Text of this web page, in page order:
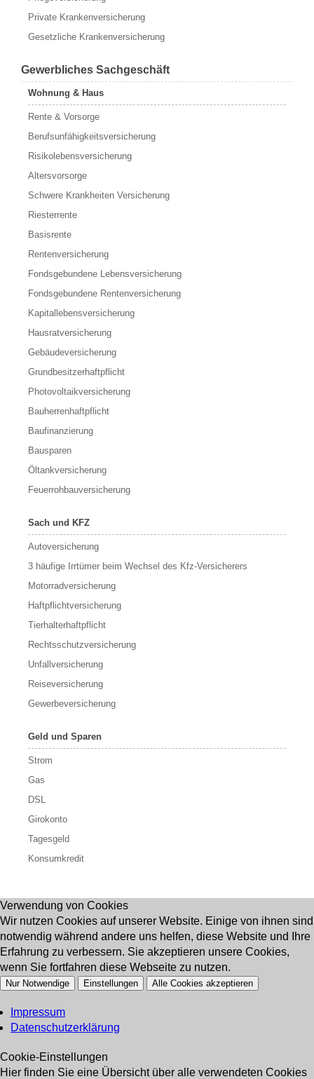
Private Krankenversicherung
Gesetzliche Krankenversicherung
Gewerbliches Sachgeschäft
Wohnung & Haus
Rente & Vorsorge
Berufs­unfähigkeitsversicherung
Risikolebensversicherung
Altersvorsorge
Schwere Krankheiten Versicherung
Riesterrente
Basisrente
Rentenversicherung
Fondsgebundene Lebensversicherung
Fondsgebundene Rentenversicherung
Kapitallebensversicherung
Hausratversicherung
Gebäudeversicherung
Grundbesitzerhaftpflicht
Photovoltaikversicherung
Bauherrenhaftpflicht
Baufinanzierung
Bausparen
Öltankversicherung
Feuerrohbauversicherung
Sach und KFZ
Autoversicherung
3 häufige Irrtümer beim Wechsel des Kfz-Versicherers
Motorradversicherung
Haftpflichtversicherung
Tierhalterhaftpflicht
Rechtsschutzversicherung
Unfallversicherung
Reiseversicherung
Gewerbeversicherung
Geld und Sparen
Strom
Gas
DSL
Girokonto
Tagesgeld
Konsumkredit
Verwendung von Cookies
Wir nutzen Cookies auf unserer Website. Einige von ihnen sind
notwendig während andere uns helfen, diese Website und Ihre
Erfahrung zu verbessern. Sie akzeptieren unsere Cookies,
wenn Sie fortfahren diese Webseite zu nutzen.
Nur Notwendige Einstellungen Alle Cookies akzeptieren
Impressum
Datenschutzerklärung
Cookie-Einstellungen
Hier finden Sie eine Übersicht über alle verwendeten Cookies